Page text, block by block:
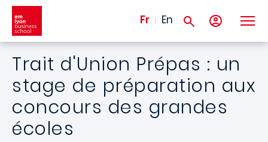
Aller au contenu principal
Fr En
Trait d'Union Prépas : un
stage de préparation aux
concours des grandes
écoles